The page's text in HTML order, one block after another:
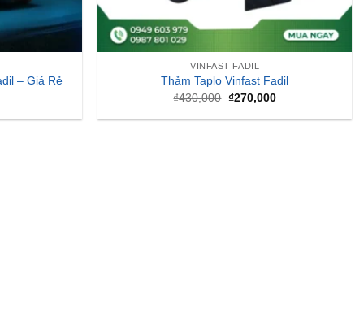
– Giá Rẻ
VINFAST FADIL
Thảm Taplo Vinfast Fadil
₫430,000 Giá
là:
₫270,000Giá
tại